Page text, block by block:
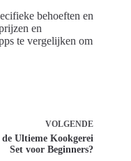
behoeften en
en
te vergelijken om
VOLGENDE
de Ultieme Kookgerei
Set voor Beginners?